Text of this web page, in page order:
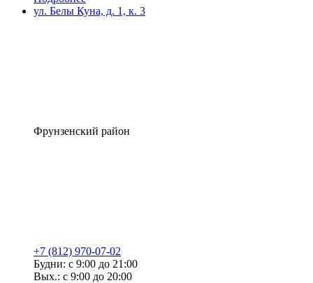
ул. Белы Куна, д. 1, к. 3
Фрунзенский район
+7 (812) 970-07-02
Будни: с 9:00 до 21:00
Вых.: с 9:00 до 20:00